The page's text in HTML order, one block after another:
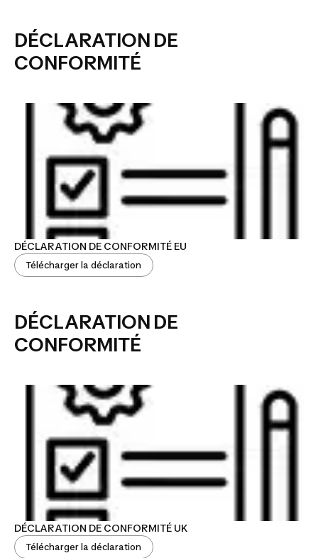
DÉCLARATION DE
CONFORMITÉ
DÉCLARATION DE CONFORMITÉ EU
Télécharger la déclaration
DÉCLARATION DE
CONFORMITÉ
DÉCLARATION DE CONFORMITÉ UK
Télécharger la déclaration